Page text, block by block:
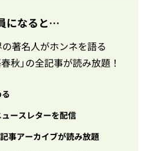
になると…
著名人がホンネを語る
秋」の全記事が読み放題！
ースレターを配信
事アーカイブが読み放題